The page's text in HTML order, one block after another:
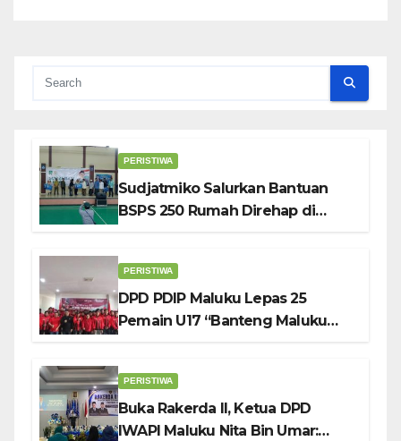
PERISTIWA
Sudjatmiko Salurkan Bantuan
BSPS 250 Rumah Direhap di
PERISTIWA
DPD PDIP Maluku Lepas 25
Pemain U17 “Banteng Maluku
PERISTIWA
Buka Rakerda II, Ketua DPD
IWAPI Maluku Nita Bin Umar: